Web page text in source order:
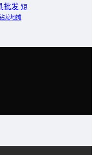
批发 短
龙地摊